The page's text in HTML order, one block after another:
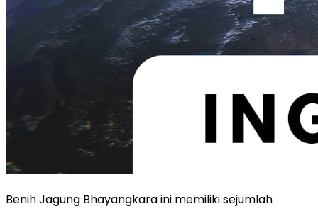
Benih Jagung Bhayangkara ini memiliki sejumlah